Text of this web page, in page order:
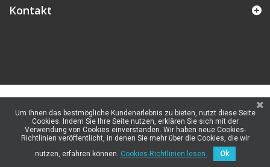
Kontakt
Um Ihnen das bestmögliche Kundenerlebnis zu bieten, nutzt diese Seite
Cookies. Indem Sie Ihre Seite nutzen, erklären Sie sich mit der
Verwendung von Cookies einverstanden. Wir haben neue Cookies-
Richtlinien veröffentlicht, in denen Sie mehr über die Cookies, die wir
nutzen, erfahren können. Cookies-Richtlinien lesen. Ok